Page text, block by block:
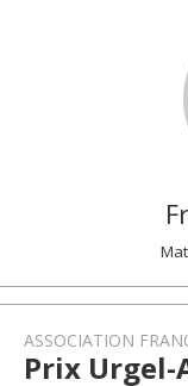
ASSOCIATION
Prix